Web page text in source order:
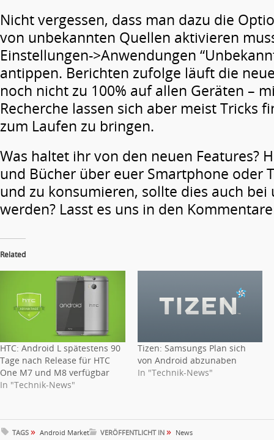
Nicht vergessen, dass man dazu die
von unbekannten Quellen aktivieren
Einstellungen->Anwendungen
antippen. Berichten zufolge läuft die
noch nicht zu 100% auf allen Geräten –
Recherche lassen sich aber meist Tricks
zum Laufen zu bringen.
Was haltet ihr von den neuen Features?
und Bücher über euer Smartphone oder
und zu konsumieren, sollte dies auch bei
werden? Lasst es uns in den
Related
HTC: Android L spätestens 90
Tage nach Release für HTC
One M7 und M8 verfügbar
In "Technik-News"
Tizen: Samsungs Plan sich
von Android abzunaben
In "Technik-News"
TAGS » Android Market VERÖFFENTLICHT IN » News